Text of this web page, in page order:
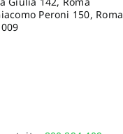
Peroni 150, Roma